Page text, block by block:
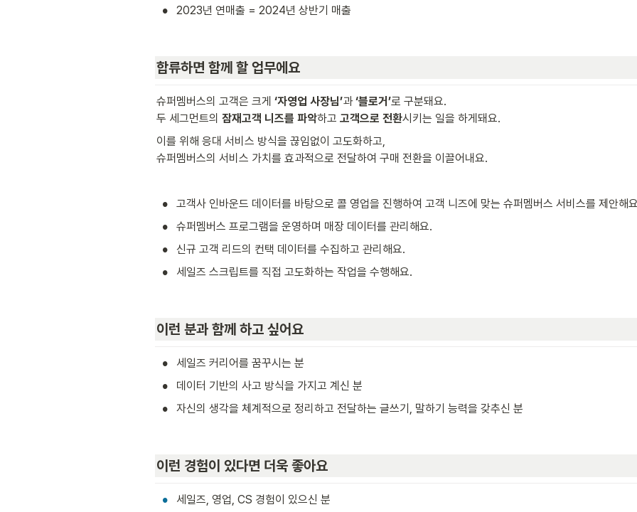
• 2023년 연매출 = 2024년 상반기 매출
합류하면 함께 할 업무에요
슈퍼멤버스의 고객은 크게 ‘자영업 사장님’과 ‘블로거’로 구분돼요.
두 세그먼트의 잠재고객 니즈를 파악하고 고객으로 전환시키는 일을 하게돼요.
이를 위해 응대 서비스 방식을 끊임없이 고도화하고,
슈퍼멤버스의 서비스 가치를 효과적으로 전달하여 구매 전환을 이끌어내요.
• 고객사 인바운드 데이터를 바탕으로 콜 영업을 진행하여 고객 니즈에 맞는 슈퍼멤버스 서비스를 제안해
• 슈퍼멤버스 프로그램을 운영하며 매장 데이터를 관리해요.
• 신규 고객 리드의 컨택 데이터를 수집하고 관리해요.
• 세일즈 스크립트를 직접 고도화하는 작업을 수행해요.
이런 분과 함께 하고 싶어요
• 세일즈 커리어를 꿈꾸시는 분
• 데이터 기반의 사고 방식을 가지고 계신 분
• 자신의 생각을 체계적으로 정리하고 전달하는 글쓰기, 말하기 능력을 갖추신 분
이런 경험이 있다면 더욱 좋아요
• 세일즈, 영업, CS 경험이 있으신 분